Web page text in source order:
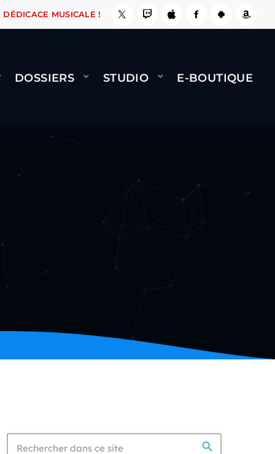
ÇA LE FAIT ! NAMI BERNARD MINET - FLY
DÉDICACE MUSICALE !
DOSSIERS STUDIO E-BOUTIQUE
search